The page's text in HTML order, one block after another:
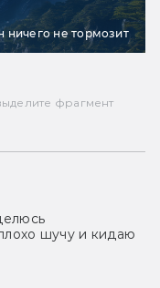
ничего не тормозит
фрагмент
шучу и кидаю